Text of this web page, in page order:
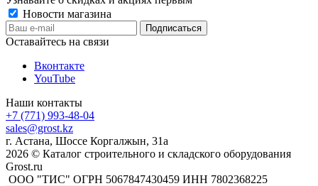
Новости магазина
Оставайтесь на связи
Вконтакте
YouTube
Наши контакты
+7 (771) 993-48-04
sales@grost.kz
г. Астана, Шоссе Коргалжын, 31а
2026 © Каталог строительного и складского оборудования
Grost.ru
ООО "ТИС" ОГРН 5067847430459 ИНН 7802368225